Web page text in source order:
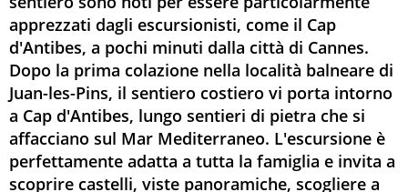
apprezzati dagli escursionisti, come il Cap
d'Antibes, a pochi minuti dalla città di Cannes.
Dopo la prima colazione nella località balneare di
Juan-les-Pins, il sentiero costiero vi porta intorno
a Cap d'Antibes, lungo sentieri di pietra che si
affacciano sul Mar Mediterraneo. L'escursione è
perfettamente adatta a tutta la famiglia e invita a
scoprire castelli, viste panoramiche, scogliere a